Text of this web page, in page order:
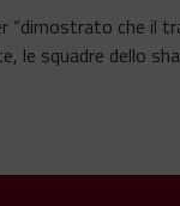
“dimostrato che il
squadre dello